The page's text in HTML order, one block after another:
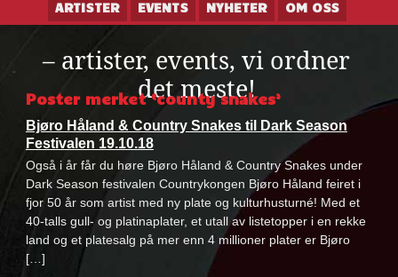
ARTISTER EVENTS NYHETER OM OSS
– artister, events, vi ordner
det meste!
Poster merket ‘county snakes’
Bjøro Håland & Country Snakes til Dark Season
Festivalen 19.10.18
Også i år får du høre Bjøro Håland & Country Snakes under
Dark Season festivalen Countrykongen Bjøro Håland feiret i
fjor 50 år som artist med ny plate og kulturhusturné! Med et
40-talls gull- og platinaplater, et utall av listetopper i en rekke
land og et platesalg på mer enn 4 millioner plater er Bjøro
[…]